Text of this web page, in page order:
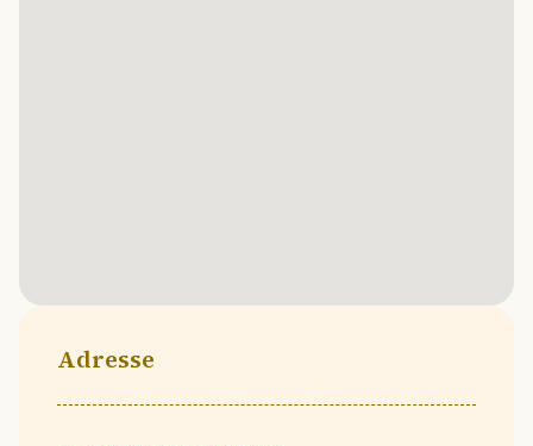
Adresse